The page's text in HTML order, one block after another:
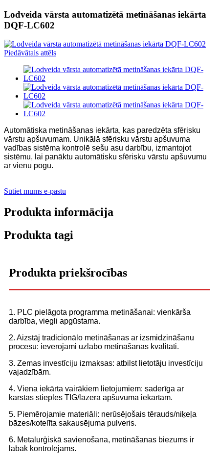
Lodveida vārsta automatizētā metināšanas iekārta
DQF-LC602
Automātiska metināšanas iekārta, kas paredzēta sfērisku
vārstu apšuvumam. Unikālā sfērisku vārstu apšuvuma
vadības sistēma kontrolē sešu asu darbību, izmantojot
sistēmu, lai panāktu automātisku sfērisku vārstu apšuvumu
ar vienu pogu.
Sūtiet mums e-pastu
Produkta informācija
Produkta tagi
Produkta priekšrocības
1. PLC pielāgota programma metināšanai: vienkārša
darbība, viegli apgūstama.
2. Aizstāj tradicionālo metināšanas ar izsmidzināšanu
procesu: ievērojami uzlabo metināšanas kvalitāti.
3. Zemas investīciju izmaksas: atbilst lietotāju investīciju
vajadzībām.
4. Viena iekārta vairākiem lietojumiem: saderīga ar
karstās stieples TIG/lāzera apšuvuma iekārtām.
5. Piemērojamie materiāli: nerūsējošais tērauds/niķeļa
bāzes/kotelīta sakausējuma pulveris.
6. Metalurģiskā savienošana, metināšanas biezums ir
labāk kontrolējams.